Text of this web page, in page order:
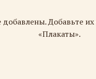
добавлены. Добавьте
«Плакаты».